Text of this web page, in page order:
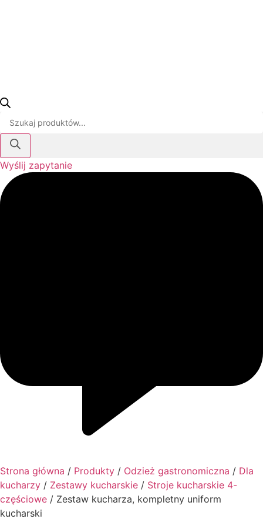
produktów
Wyślij zapytanie
Strona główna / Produkty / Odzież gastronomiczna / Dla
kucharzy / Zestawy kucharskie / Stroje kucharskie 4-
częściowe / Zestaw kucharza, kompletny uniform
kucharski